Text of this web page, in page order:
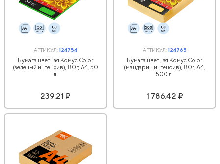
АРТИКУЛ:124754
Бумага цветная Комус Color
(зеленый интенсив), 80г, А4, 50
л.
239.21 ₽
АРТИКУЛ:124765
Бумага цветная Комус Color
(мандарин интенсив), 80г, А4,
500 л.
1 786.42 ₽